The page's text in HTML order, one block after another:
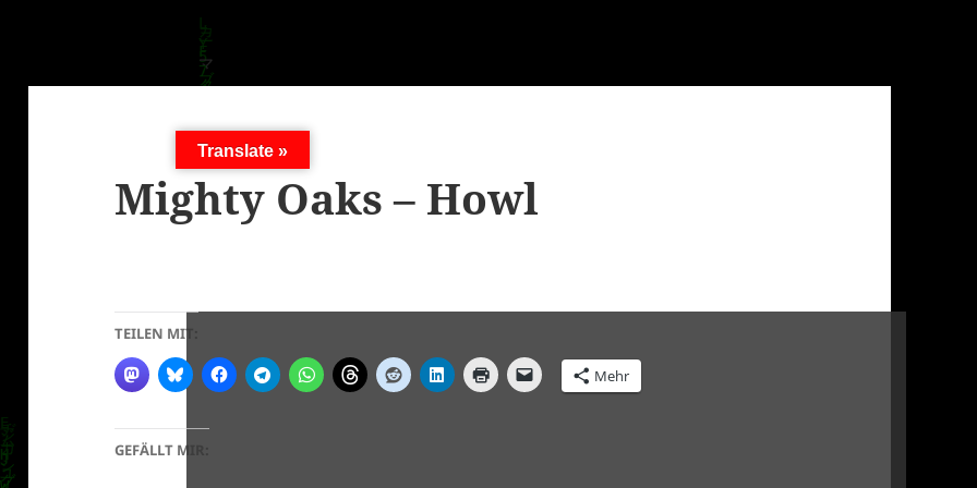
Mighty Oaks – Howl
TEILEN MIT:
Mehr
GEFÄLLT MIR:
Translate »